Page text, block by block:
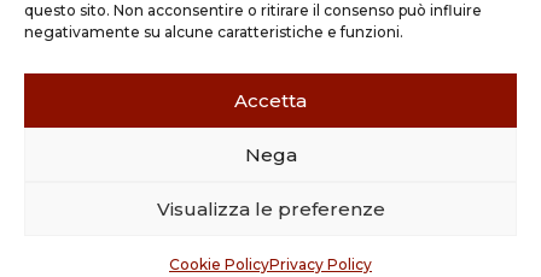
questo sito. Non acconsentire o ritirare il consenso può influire
negativamente su alcune caratteristiche e funzioni.
Accetta
Nega
Visualizza le preferenze
Cookie PolicyPrivacy Policy
Grassobbio BG (24050)
Copyright © 2026 STUDIO TISI SRL –
03263800165 |Credits| Cookie Policy